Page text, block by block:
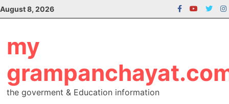
Skip
to
August 8, 2026
my
the goverment & Education information